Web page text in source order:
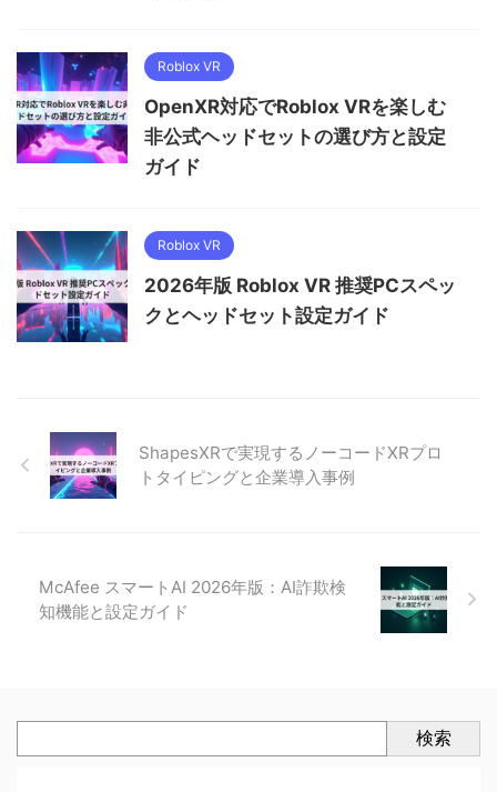
Roblox VR
OpenXR対応でRoblox VRを楽しむ
非公式ヘッドセットの選び方と設定
ガイド
Roblox VR
2026年版 Roblox VR 推奨PCスペッ
クとヘッドセット設定ガイド
ShapesXRで実現するノーコードXRプロ
トタイピングと企業導入事例
McAfee スマートAI 2026年版：AI詐欺検
知機能と設定ガイド
検索